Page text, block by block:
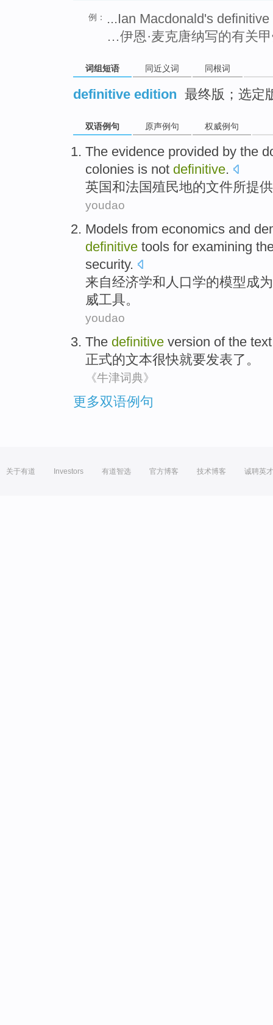
例：
...Ian Macdonald's
…伊恩·麦克唐纳写的有关
词组短语 同近义词 同根词
definitive edition 最终版；选定
双语例句 原声例句 权威例句
The evidence provided by the
colonies is not definitive.
英国和法国殖民地的文件所提供
youdao
Models from economics and
definitive tools for examining
security.
来自经济学和 人口学的模型成为
威工具。
youdao
The definitive version of the text
正式的文本很快就要发表了 。
《牛津词典》
更多双语例句
关于有道 Investors 有道智选 官方博客 技术博客 诚聘英才